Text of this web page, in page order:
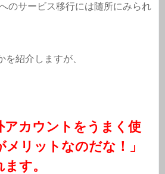
のサービス移行には随所にみられ
を紹介しますが、
アカウントをうまく使
リットなのだな！」
す。